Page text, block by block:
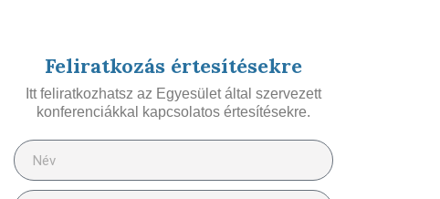
Feliratkozás értesítésekre
Itt feliratkozhatsz az Egyesület által szervezett
konferenciákkal kapcsolatos értesítésekre.